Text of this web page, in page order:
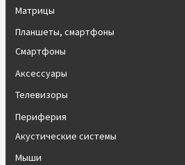
Матрицы
Планшеты, смартфоны
Смартфоны
Аксессуары
Телевизоры
Периферия
Акустические системы
Мыши